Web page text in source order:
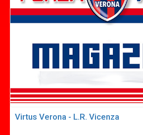
Virtus Verona - L.R. Vicenza